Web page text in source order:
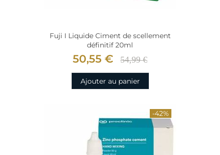
Fuji I Liquide Ciment de scellement
définitif 20ml
50,55 € 54,99 €
Ajouter au panier
-42%